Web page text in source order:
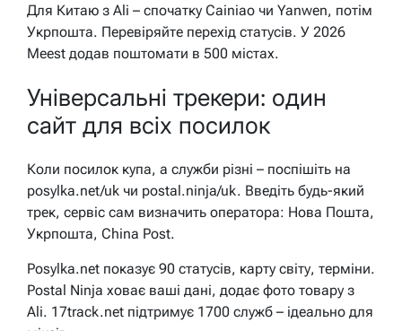
Для Китаю з Ali – спочатку Cainiao чи Yanwen, потім
Укрпошта. Перевіряйте перехід статусів. У 2026
Meest додав поштомати в 500 містах.
Універсальні трекери: один
сайт для всіх посилок
Коли посилок купа, а служби різні – поспішіть на
posylka.net/uk чи postal.ninja/uk. Введіть будь-який
трек, сервіс сам визначить оператора: Нова Пошта,
Укрпошта, China Post.
Posylka.net показує 90 статусів, карту світу, терміни.
Postal Ninja ховає ваші дані, додає фото товару з
Ali. 17track.net підтримує 1700 служб – ідеально для